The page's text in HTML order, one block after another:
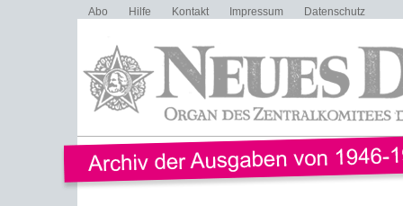
Abo Hilfe Kontakt Impressum Datenschutz